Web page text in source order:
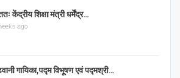
केंद्रीय शिक्षा मंत्री धर्मेंद्र…
ago
गायिका,पद्म विभूषण एवं पद्मश्री…